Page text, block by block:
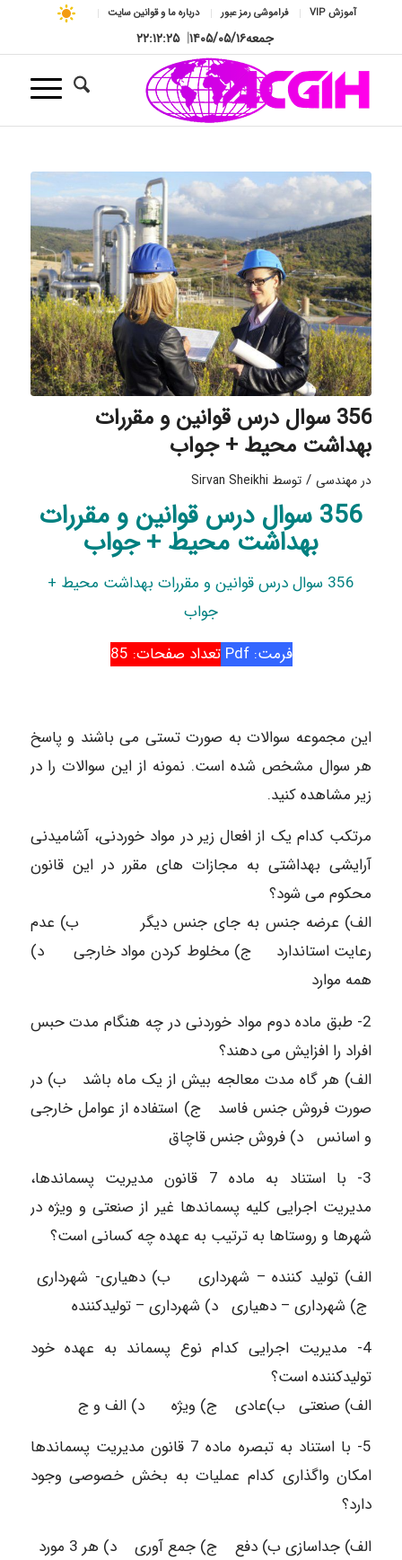
آموزش VIP فراموشی رمز عبور درباره ما و قوانین سایت
جمعه۱۴۰۵/۰۵/۱۶| ۲۲:۱۲:۲۶
356 سوال درس قوانین و مقررات
بهداشت محیط + جواب
در مهندسی / توسط Sirvan Sheikhi
356 سوال درس قوانین و مقررات
بهداشت محیط + جواب
356 سوال درس قوانین و مقررات بهداشت محیط +
جواب
فرمت: Pdf
تعداد صفحات: 85
این مجموعه سوالات به صورت تستی می باشند و پاسخ
هر سوال مشخص شده است. نمونه از این سوالات را در
زیر مشاهده کنید.
مرتکب کدام یک از افعال زیر در مواد خوردنی، آشامیدنی
آرایشی بهداشتی به مجازات های مقرر در این قانون
محکوم می شود؟
الف) عرضه جنس به جای جنس دیگر ب) عدم
رعایت استاندارد ج) مخلوط کردن مواد خارجی د)
همه موارد
2- طبق ماده دوم مواد خوردنی در چه هنگام مدت حبس
افراد را افزایش می دهند؟
الف) هر گاه مدت معالجه بیش از یک ماه باشد ب) در
صورت فروش جنس فاسد ج) استفاده از عوامل خارجی
و اسانس د) فروش جنس قاچاق
3- با استناد به ماده 7 قانون مدیریت پسماندها،
مدیریت اجرایی کلیه پسماندها غیر از صنعتی و ویژه در
شهرها و روستاها به ترتیب به عهده چه کسانی است؟
الف) تولید کننده – شهرداری ب) دهیاری- شهرداری
ج) شهرداری – دهیاری د) شهرداری – تولیدکننده
4- مدیریت اجرایی کدام نوع پسماند به عهده خود
تولیدکننده است؟
الف) صنعتی ب)عادی ج) ویژه د) الف و ج
5- با استناد به تبصره ماده 7 قانون مدیریت پسماندها
امکان واگذاری کدام عملیات به بخش خصوصی وجود
دارد؟
الف) جداسازی ب) دفع ج) جمع آوری د) هر 3 مورد